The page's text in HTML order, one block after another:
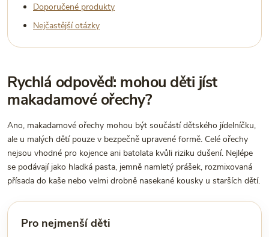
Doporučené produkty
Nejčastější otázky
Rychlá odpověď: mohou děti jíst
makadamové ořechy?
Ano, makadamové ořechy mohou být součástí dětského jídelníčku,
ale u malých dětí pouze v bezpečně upravené formě. Celé ořechy
nejsou vhodné pro kojence ani batolata kvůli riziku dušení. Nejlépe
se podávají jako hladká pasta, jemně namletý prášek, rozmixovaná
přísada do kaše nebo velmi drobně nasekané kousky u starších dětí.
Pro nejmenší děti